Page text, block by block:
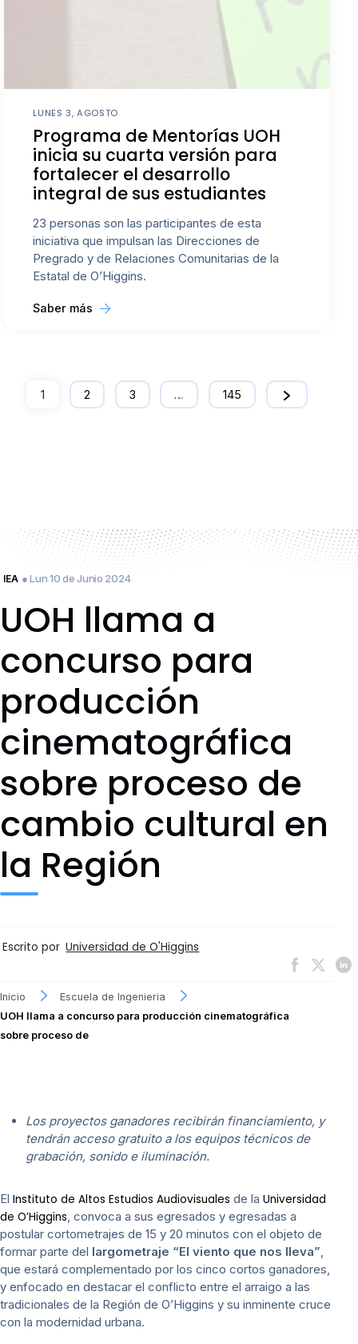
LUNES 3, AGOSTO
Programa de Mentorías UOH
inicia su cuarta versión para
fortalecer el desarrollo
integral de sus estudiantes
23 personas son las participantes de esta
iniciativa que impulsan las Direcciones de
Pregrado y de Relaciones Comunitarias de la
Estatal de O’Higgins.
Saber más
1 2 3 … 145
IEA ● Lun 10 de Junio 2024
UOH llama a
concurso para
producción
cinematográfica
sobre proceso de
cambio cultural en
la Región
Escrito por Universidad de O'Higgins
Inicio
Escuela de Ingenieria
UOH llama a concurso para producción cinematográfica
sobre proceso de
Los proyectos ganadores recibirán financiamiento, y
tendrán acceso gratuito a los equipos técnicos de
grabación, sonido e iluminación.
El Instituto de Altos Estudios Audiovisuales de la Universidad
de O’Higgins, convoca a sus egresados y egresadas a
postular cortometrajes de 15 y 20 minutos con el objeto de
formar parte del largometraje “El viento que nos lleva”,
que estará complementado por los cinco cortos ganadores,
y enfocado en destacar el conflicto entre el arraigo a las
tradicionales de la Región de O’Higgins y su inminente cruce
con la modernidad urbana.